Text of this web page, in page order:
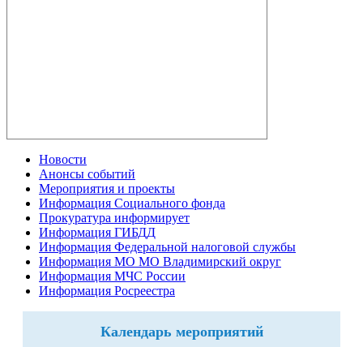
Новости
Анонсы событий
Мероприятия и проекты
Информация Социального фонда
Прокуратура информирует
Информация ГИБДД
Информация Федеральной налоговой службы
Информация МО МО Владимирский округ
Информация МЧС России
Информация Росреестра
Календарь мероприятий